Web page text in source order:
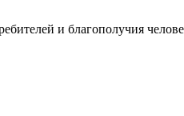
и благополучия